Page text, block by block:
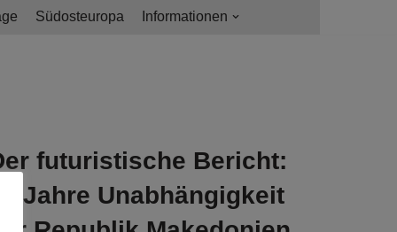
Südosteuropa Informationen
futuristische Bericht:
50 Jahre Unabhängigkeit